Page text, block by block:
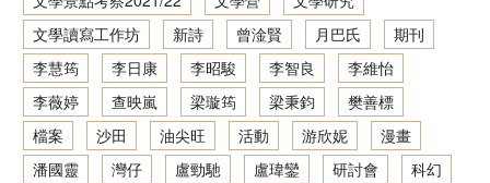
文學讀寫工作坊
新詩 曾淦賢 月巴氏
期刊
李慧筠
李日康 李昭駿 李智良
李維怡
李薇婷
查映嵐 梁璇筠 梁秉鈞
樊善標
檔案
沙田 油尖旺 活動 游欣妮
漫畫
潘國靈
灣仔 盧勁馳 盧瑋鑾 研討會
科幻